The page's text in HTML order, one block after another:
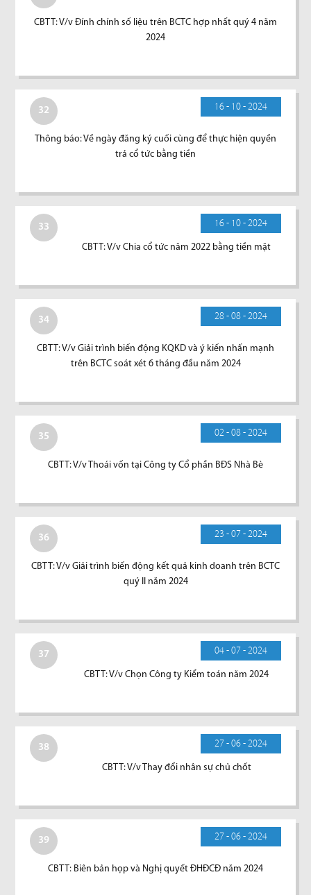
CBTT: V/v Đính chính số liệu trên BCTC hợp nhất quý 4 năm
2024
32 16 - 10 - 2024
Thông báo: Về ngày đăng ký cuối cùng để thực hiện quyền
trả cổ tức bằng tiền
33 16 - 10 - 2024
CBTT: V/v Chia cổ tức năm 2022 bằng tiền mặt
34 28 - 08 - 2024
CBTT: V/v Giải trình biến động KQKD và ý kiến nhấn mạnh
trên BCTC soát xét 6 tháng đầu năm 2024
35 02 - 08 - 2024
CBTT: V/v Thoái vốn tại Công ty Cổ phần BĐS Nhà Bè
36 23 - 07 - 2024
CBTT: V/v Giải trình biến động kết quả kinh doanh trên BCTC
quý II năm 2024
37 04 - 07 - 2024
CBTT: V/v Chọn Công ty Kiểm toán năm 2024
38 27 - 06 - 2024
CBTT: V/v Thay đổi nhân sự chủ chốt
39 27 - 06 - 2024
CBTT: Biên bản họp và Nghị quyết ĐHĐCĐ năm 2024